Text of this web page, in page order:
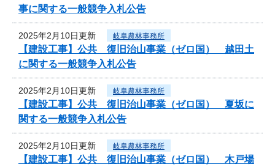
事に関する一般競争入札公告
2025年2月10日更新 岐阜農林事務所
【建設工事】公共 復旧治山事業（ゼロ国） 越田土
に関する一般競争入札公告
2025年2月10日更新 岐阜農林事務所
【建設工事】公共 復旧治山事業（ゼロ国） 夏坂に
関する一般競争入札公告
2025年2月10日更新 岐阜農林事務所
【建設工事】公共 復旧治山事業（ゼロ国） 木戸場